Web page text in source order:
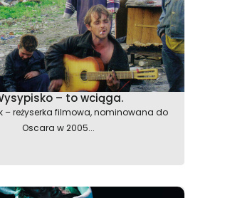
– to wciąga.
– reżyserka filmowa, nominowana do
Oscara w 2005...